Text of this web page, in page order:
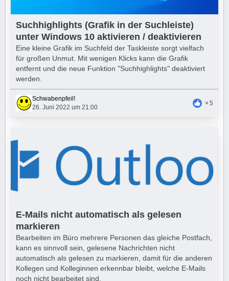
Suchhighlights (Grafik in der Suchleiste)
unter Windows 10 aktivieren / deaktivieren
Eine kleine Grafik im Suchfeld der Taskleiste sorgt vielfach
für großen Unmut. Mit wenigen Klicks kann die Grafik
entfernt und die neue Funktion "Suchhighlights" deaktiviert
werden.
Schwabenpfeil!
26. Juni 2022 um 21:00
5
E-Mails nicht automatisch als gelesen
markieren
Bearbeiten im Büro mehrere Personen das gleiche Postfach,
kann es sinnvoll sein, gelesene Nachrichten nicht
automatisch als gelesen zu markieren, damit für die anderen
Kollegen und Kolleginnen erkennbar bleibt, welche E-Mails
noch nicht bearbeitet sind.